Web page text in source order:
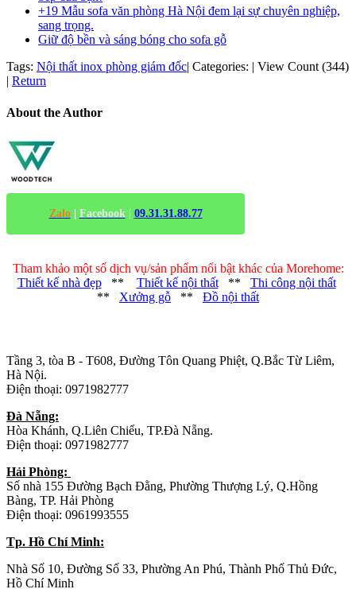
+19 Mẫu sofa văn phòng Hà Nội đem lại sự chuyên nghiệp,
sang trọng.
Giữ độ bền và sáng bóng cho sofa gỗ
Tags: Nội thất inox phòng giám đốc Categories:
View Count (344)
Return
About the Author
Zalo| Facebook| 09.31.31.88.77
Tham khảo một số dịch vụ/sản phẩm nổi bật khác của Morehome:
Thiết kế nhà đẹp** Thiết kế nội thất** Thi công nội thất
** Xưởng gỗ ** Đồ nội thất
Tầng 3, tòa B - T608, Đường Tôn Quang Phiệt, Q.Bắc Từ Liêm,
Hà Nội.
Điện thoại: 0971982777
Đà Nẵng:
Hòa Khánh, Q.Liên Chiểu, TP.Đà Nẵng.
Điện thoại: 0971982777
Hải Phòng:
Số nhà 155 Đường Bạch Đằng, Phường Thượng Lý, Q.Hồng
Bàng, TP. Hải Phòng
Điện thoại: 0961993555
Tp. Hồ Chí Minh:
Nhà Số 10, Đường Số 33, Phường An Phú, Thành Phố Thủ Đức,
Hồ Chí Minh